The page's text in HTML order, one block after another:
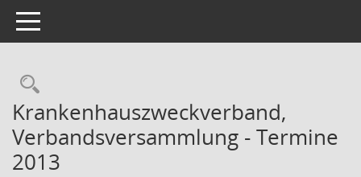
Toggle navigation
Rechercheauswahl
Krankenhauszweckverband,
Verbandsversammlung - Termine
2013